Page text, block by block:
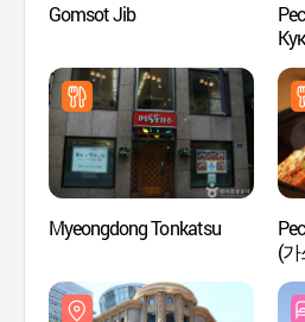
Gomsot Jib
(
Myeongdong Tonkatsu
(